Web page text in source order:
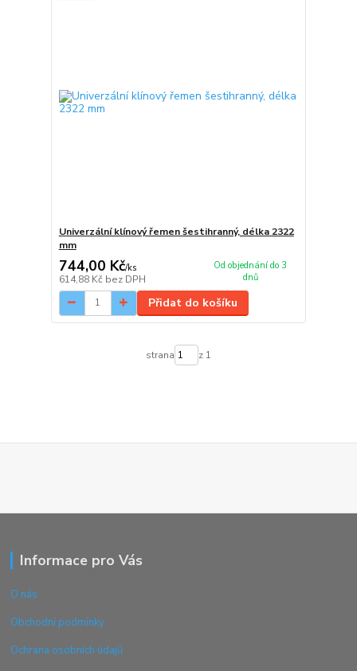
Univerzální klínový řemen šestihranný, délka 2322
mm
744,00 Kč/ks
614,88 Kč bez DPH
Od objednání do 3
dnů
Přidat do košíku
strana z 1
Informace pro Vás
O nás
Obchodní podmínky
Ochrana osobních údajů